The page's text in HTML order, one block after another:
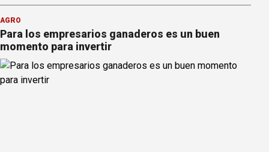
AGRO
Para los empresarios ganaderos es un buen
momento para invertir